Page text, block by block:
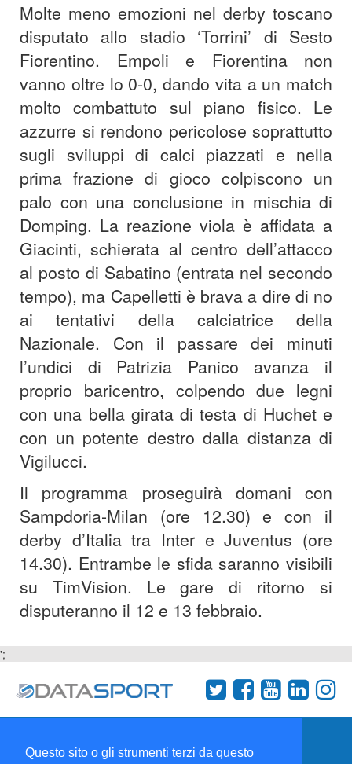
Questo sito o gli strumenti terzi da questo
Molte meno emozioni nel derby toscano
disputato allo stadio ‘Torrini’ di Sesto
Fiorentino. Empoli e Fiorentina non
vanno oltre lo 0-0, dando vita a un match
molto combattuto sul piano fisico. Le
azzurre si rendono pericolose soprattutto
sugli sviluppi di calci piazzati e nella
prima frazione di gioco colpiscono un
palo con una conclusione in mischia di
Domping. La reazione viola è affidata a
Giacinti, schierata al centro dell’attacco
al posto di Sabatino (entrata nel secondo
tempo), ma Capelletti è brava a dire di no
ai tentativi della calciatrice della
Nazionale. Con il passare dei minuti
l’undici di Patrizia Panico avanza il
proprio baricentro, colpendo due legni
con una bella girata di testa di Huchet e
con un potente destro dalla distanza di
Vigilucci.
Il programma proseguirà domani con
Sampdoria-Milan (ore 12.30) e con il
derby d’Italia tra Inter e Juventus (ore
14.30). Entrambe le sfida saranno visibili
su TimVision. Le gare di ritorno si
disputeranno il 12 e 13 febbraio.
';